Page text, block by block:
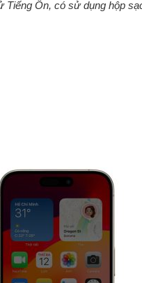
Tiếng Ồn, có sử dụng hộp